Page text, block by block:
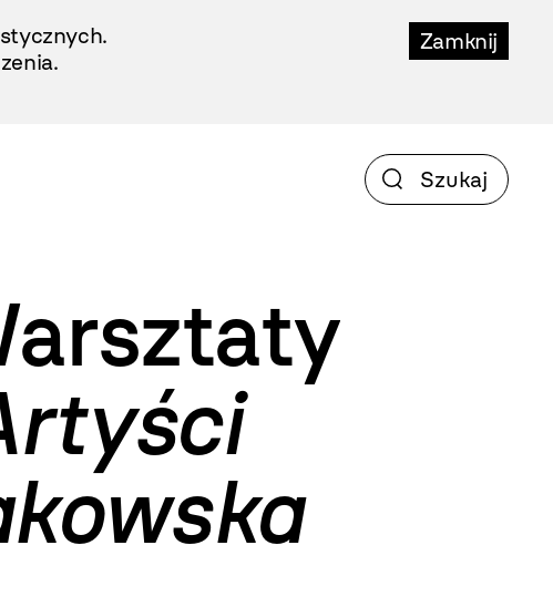
Zamknij